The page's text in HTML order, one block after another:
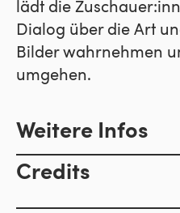
lädt die
Dialog über die Art
Bilder wahrnehmen
umgehen.
Weitere Infos
Credits